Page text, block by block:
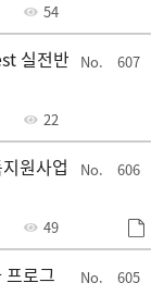
54
607
실전반
22
606
원사업
49
605
프로그